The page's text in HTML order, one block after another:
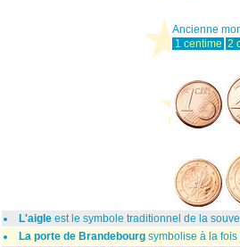
Ancienne
1 centime 2
L'aigle est le symbole traditionnel de la
La porte de Brandebourg symbolise à la